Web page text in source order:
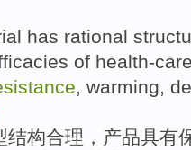
has rational
of health-
, warming,
结构合理 ， 产品具有